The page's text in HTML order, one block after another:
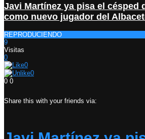
Javi Martínez ya pisa el césped
como nuevo jugador del
REPRODUCIENDO
9
Visitas
0
0
0
0 0
Share this with your friends via: